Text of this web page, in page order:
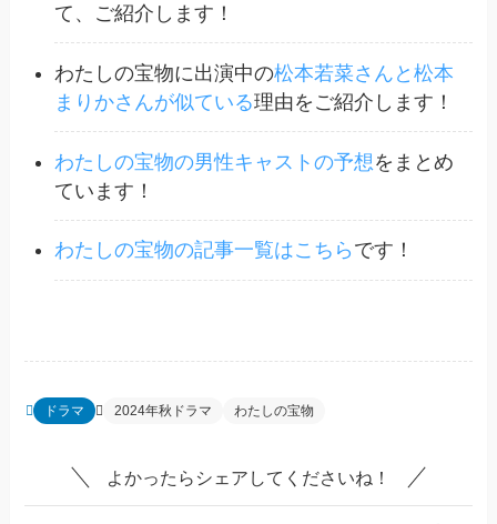
て、ご紹介します！
わたしの宝物に出演中の松本若菜さんと松本
まりかさんが似ている理由をご紹介します！
わたしの宝物の男性キャストの予想 をまとめ
ています！
わたしの宝物の記事一覧はこちら です！
ドラマ 2024年秋ドラマ わたしの宝物
よかったらシェアしてくださいね！